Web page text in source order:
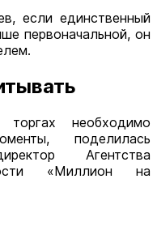
если единственный
первоначальной, он
необходимо
поделилась
Агентства
«Миллион на